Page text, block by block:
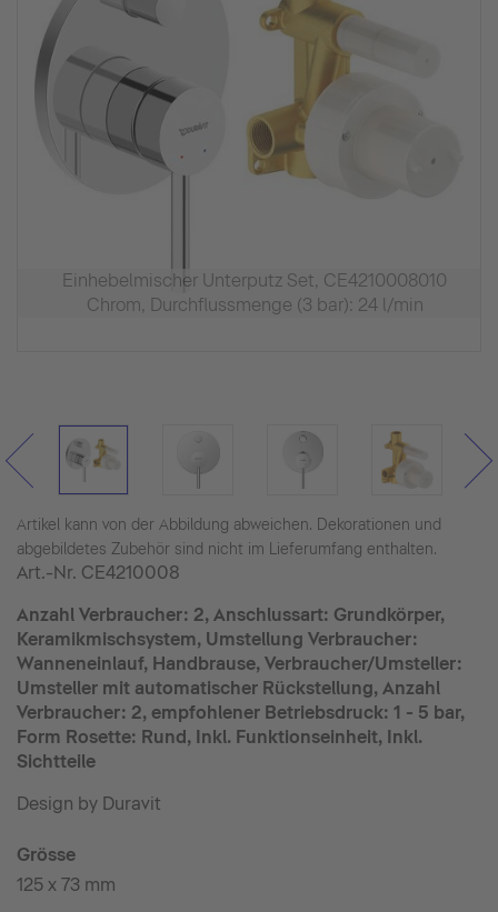
Einhebelmischer Unterputz Set, CE4210008010
Chrom, Durchflussmenge (3 bar): 24 l/min
Artikel kann von der Abbildung abweichen. Dekorationen und
abgebildetes Zubehör sind nicht im Lieferumfang enthalten.
Art.-Nr. CE4210008
Anzahl Verbraucher: 2, Anschlussart: Grundkörper,
Keramikmischsystem, Umstellung Verbraucher:
Wanneneinlauf, Handbrause, Verbraucher/Umsteller:
Umsteller mit automatischer Rückstellung, Anzahl
Verbraucher: 2, empfohlener Betriebsdruck: 1 - 5 bar,
Form Rosette: Rund, Inkl. Funktionseinheit, Inkl.
Sichtteile
Design by Duravit
Grösse
125 x 73 mm